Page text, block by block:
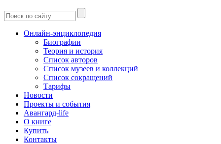
Онлайн-энциклопедия
Биографии
Теория и история
Список авторов
Список музеев и коллекций
Список сокращений
Тарифы
Новости
Проекты и события
Авангард-life
О книге
Купить
Контакты